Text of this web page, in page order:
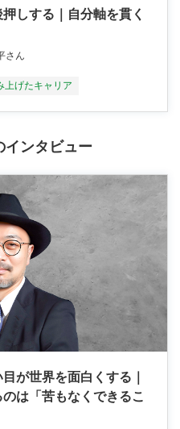
しする｜自分軸を貫く
さん
上げたキャリア
インタビュー
が世界を面白くする｜
は「苦もなくできるこ